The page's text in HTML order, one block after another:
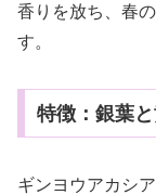
香りを放ち、春
す。
特徴：銀葉
ギンヨウアカシ